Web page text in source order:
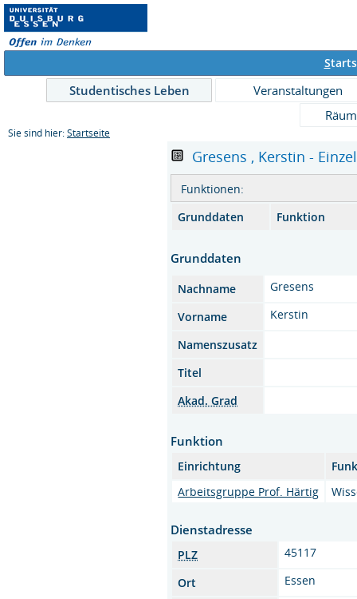
S
Studentisches Leben
Veranstaltungen
Sie sind hier: Startseite
Gresens , Kerstin -
Funktionen:
Grunddaten
Funktion
Grunddaten
Nachname
Gresens
Vorname
Kerstin
Namenszusatz
Titel
Akad. Grad
Funktion
Einrichtung
Arbeitsgruppe Prof. Härtig
Dienstadresse
PLZ
45117
Ort
Essen